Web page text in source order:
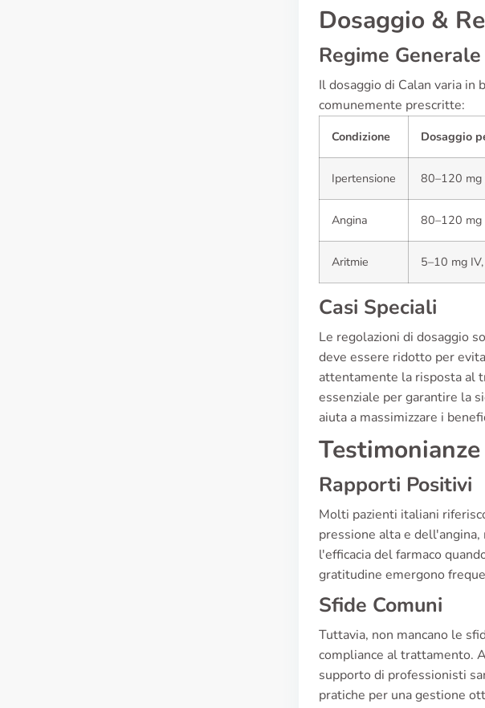
Dosaggio &
Regime Generale
Il dosaggio di Calan varia
comunemente prescritte:
Condizione Dosaggio
Ipertensione 80–120 mg
Angina 80–120 mg
Aritmie 5–10 mg
Casi Speciali
Le regolazioni di dosaggio
deve essere ridotto per
attentamente la risposta al
essenziale per garantire la
aiuta a massimizzare i
Rapporti Positivi
Molti pazienti italiani
pressione alta e
l'efficacia del farmaco
gratitudine emergono
Sfide Comuni
Tuttavia, non mancano le
compliance al trattamento.
supporto di professionisti
pratiche per una gestione